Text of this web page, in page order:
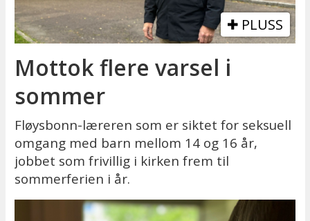
PLUSS
Mottok flere varsel i
sommer
Fløysbonn-læreren som er siktet for seksuell
omgang med barn mellom 14 og 16 år,
jobbet som frivillig i kirken frem til
sommerferien i år.